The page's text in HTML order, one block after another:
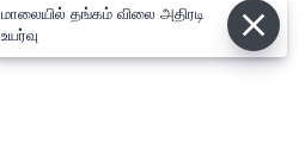
மாலையில் தங்கம் விலை அதிரடி
உயர்வு